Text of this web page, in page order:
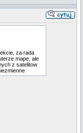
za rada
mape, ale
z satelitow